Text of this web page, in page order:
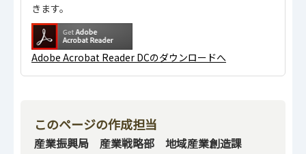
きます。
Adobe Acrobat Reader DCのダウンロードへ
このページの作成担当
産業振興局 産業戦略部 地域産業創造課